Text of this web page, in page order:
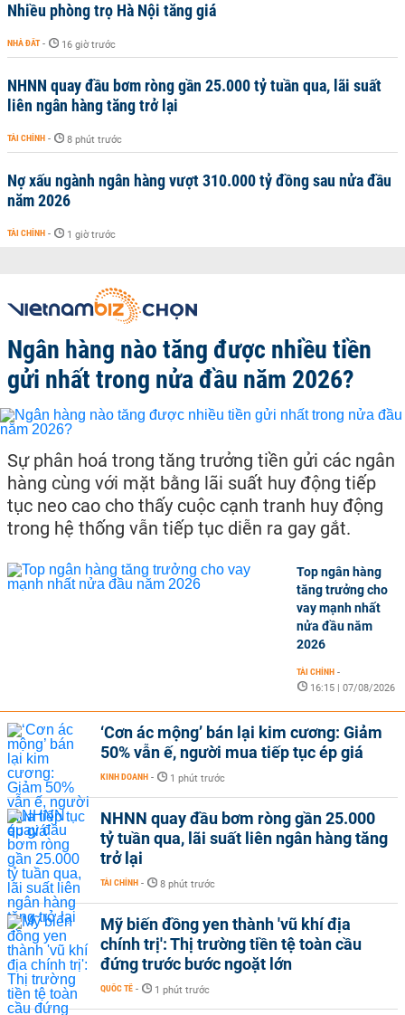
Nhiều phòng trọ Hà Nội tăng giá
NHÀ ĐẤT - 16 giờ trước
NHNN quay đầu bơm ròng gần 25.000 tỷ tuần qua, lãi suất
liên ngân hàng tăng trở lại
TÀI CHÍNH - 8 phút trước
Nợ xấu ngành ngân hàng vượt 310.000 tỷ đồng sau nửa đầu
năm 2026
TÀI CHÍNH - 1 giờ trước
Ngân hàng nào tăng được nhiều tiền
gửi nhất trong nửa đầu năm 2026?
Sự phân hoá trong tăng trưởng tiền gửi các ngân
hàng cùng với mặt bằng lãi suất huy động tiếp
tục neo cao cho thấy cuộc cạnh tranh huy động
trong hệ thống vẫn tiếp tục diễn ra gay gắt.
Top ngân hàng
tăng trưởng cho
vay mạnh nhất
nửa đầu năm
2026
TÀI CHÍNH -
16:15 | 07/08/2026
‘Cơn ác mộng’ bán lại kim cương: Giảm
50% vẫn ế, người mua tiếp tục ép giá
KINH DOANH - 1 phút trước
NHNN quay đầu bơm ròng gần 25.000
tỷ tuần qua, lãi suất liên ngân hàng tăng
trở lại
TÀI CHÍNH - 8 phút trước
Mỹ biến đồng yen thành 'vũ khí địa
chính trị': Thị trường tiền tệ toàn cầu
đứng trước bước ngoặt lớn
QUỐC TẾ - 1 phút trước